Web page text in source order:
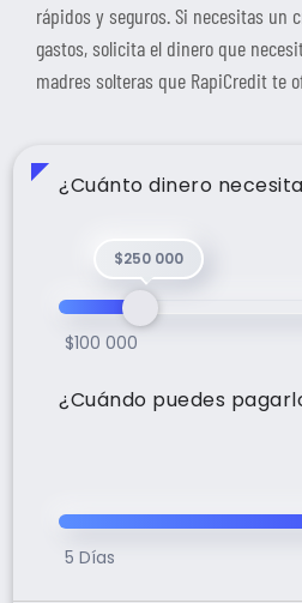
rápidos y seguros. Si necesitas un
gastos, solicita el dinero que
madres solteras que RapiCredit te
¿Cuánto dinero
$100 000
$250 000
¿Cuándo puedes
5 Días